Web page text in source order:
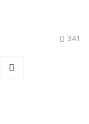
341